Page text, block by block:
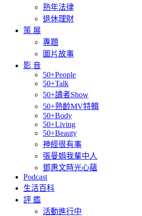
熟年法律
退休理財
策 展
專題
圖片故事
影 音
50+People
50+Talk
50+讀者Show
50+熟齡MV特輯
50+Body
50+Living
50+Beauty
神經很有事
張曼娟我輩中人
鄧惠文時光心蘊
Podcast
生活百科
評 鑑
活動進行中